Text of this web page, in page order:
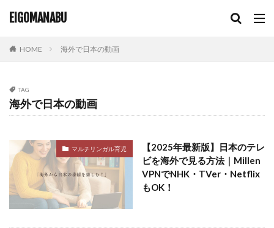
EIGOMANABU
韓国ドラマ
韓国語学習
高学年英語
高校生
HOME 海外で日本の動画
TAG
海外で日本の動画
マルチリンガル育児
【2025年最新版】日本のテレ
ビを海外で見る方法｜Millen
VPNでNHK・TVer・Netflix
もOK！